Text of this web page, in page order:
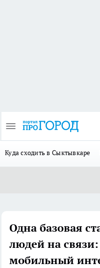
Куда сходить в Сыктывкаре
Одна базовая
людей на
мобильный